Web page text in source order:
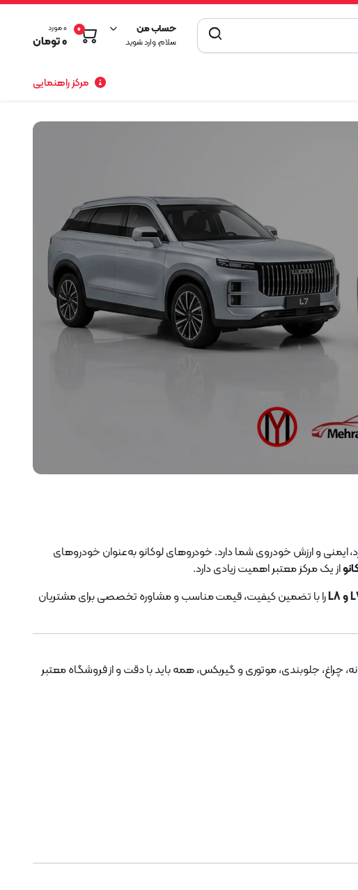
حساب من
سلام، وارد شوید
0 0 مورد
0تومان
مرکز راهنمایی
و ارزش خودروی شما دارد. خودروهای لوکانو به‌عنوان خودروهای
از یک مرکز معتبر اهمیت زیادی دارد.
را با تضمین کیفیت، قیمت مناسب و مشاوره تخصصی برای مشتریان
چراغ، جلوبندی، موتوری و گیربکس، همه باید با دقت و از فروشگاه معتبر